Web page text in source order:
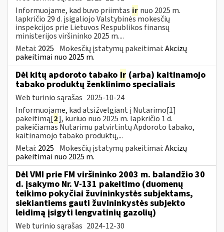
Informuojame, kad buvo priimtas ir nuo 2025 m.
lapkričio 29 d. įsigaliojo Valstybinės mokesčių
inspekcijos prie Lietuvos Respublikos finansų
ministerijos viršininko 2025 m....
Metai: 2025 Mokesčių įstatymų pakeitimai:Akcizų
pakeitimai nuo 2025 m.
Dėl kitų apdoroto tabako ir (arba) kaitinamojo
tabako produktų ženklinimo specialiais
Web turinio sąrašas 2025-10-24
Informuojame, kad atsižvelgiant į Nutarimo[1]
pakeitimą[2], kuriuo nuo 2025 m. lapkričio 1 d.
pakeičiamas Nutarimu patvirtintų Apdoroto tabako,
kaitinamojo tabako produktų,...
Metai: 2025 Mokesčių įstatymų pakeitimai:Akcizų
pakeitimai nuo 2025 m.
Dėl VMI prie FM viršininko 2003 m. balandžio 30
d. įsakymo Nr. V-131 pakeitimo (duomenų
teikimo pokyčiai žuvininkystės subjektams,
siekiantiems gauti žuvininkystės subjekto
leidimą įsigyti lengvatinių gazolių)
Web turinio sąrašas 2024-12-30